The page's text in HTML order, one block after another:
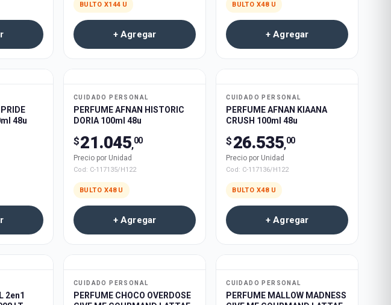
BULTO X144 U
+ Agregar
BULTO X48 U
+ Agregar
48u
CUIDADO PERSONAL
PERFUME AFNAN HISTORIC
DORIA 100ml 48u
$21.045,00
Precio por Unidad
Cod: C-117135/H122
BULTO X48 U
+ Agregar
CUIDADO PERSONAL
PERFUME AFNAN KIAANA
CRUSH 100ml 48u
$ 26.535,00
Precio por Unidad
Cod: C-117136/H122
BULTO X48 U
+ Agregar
2en1
CUIDADO PERSONAL
PERFUME CHOCO OVERDOSE
CUIDADO PERSONAL
PERFUME MALLOW MADNESS